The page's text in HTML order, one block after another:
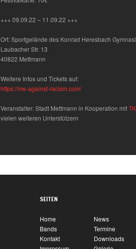
+++ 09.09.22 – 11.09.22 +++
Ort: Sportgelände des Konrad Heresbach
Laubacher Str. 13
40822 Mettmann
Weitere Infos und Tickets auf:
https://me-against-racism.com/
Veranstalter: Stadt Mettmann in Kooperation mit
vielen weiteren Unterstützern
SEITEN
Home
News
Bands
Termine
Kontakt
Downloads